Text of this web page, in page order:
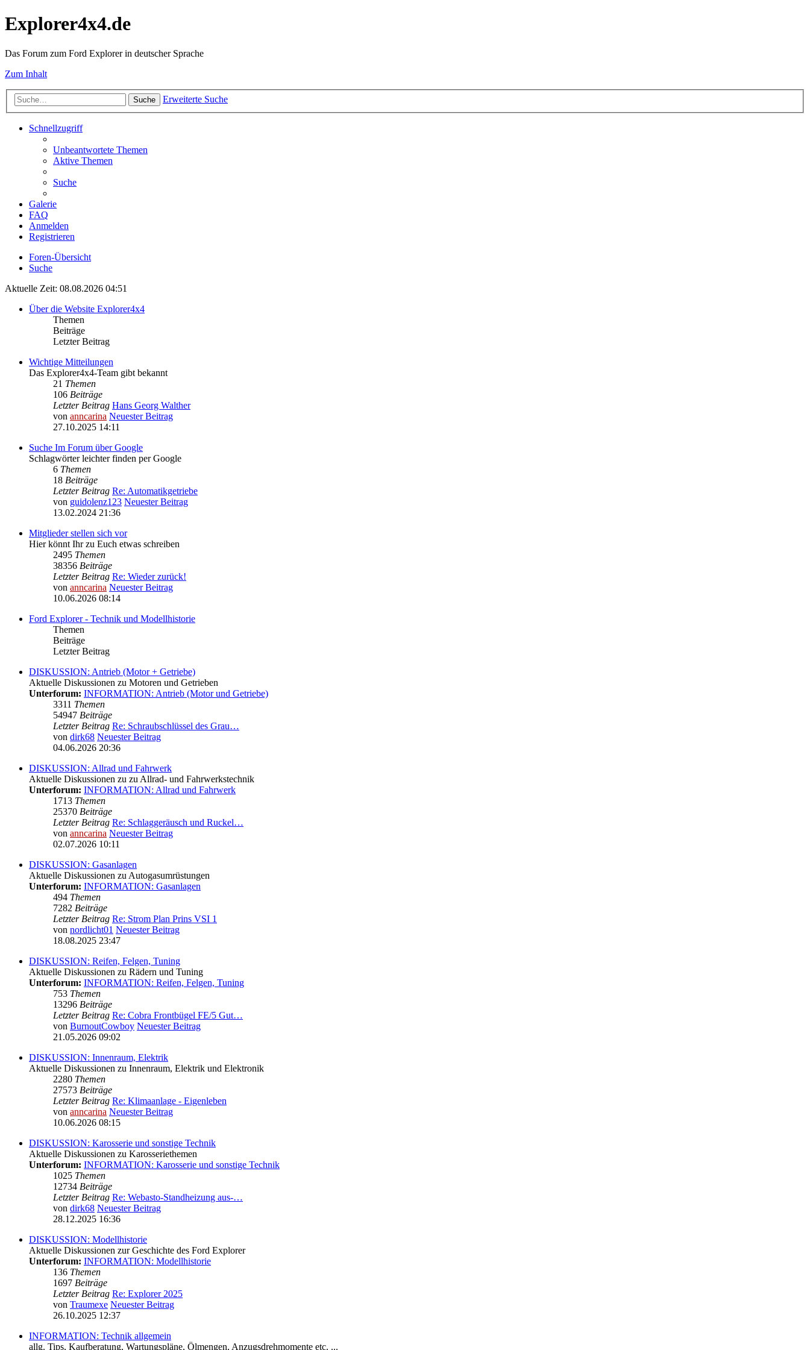
Explorer4x4.de
Das Forum zum Ford Explorer in deutscher Sprache
Zum Inhalt
Suche Erweiterte Suche
Schnellzugriff
Unbeantwortete Themen
Aktive Themen
Suche
Galerie
FAQ
Anmelden
Registrieren
Foren-Übersicht
Suche
Aktuelle Zeit: 08.08.2026 04:51
Über die Website Explorer4x4
Themen
Beiträge
Letzter Beitrag
Wichtige Mitteilungen
Das Explorer4x4-Team gibt bekannt
21 Themen
106 Beiträge
Letzter Beitrag Hans Georg Walther
von anncarina Neuester Beitrag
27.10.2025 14:11
Suche Im Forum über Google
Schlagwörter leichter finden per Google
6 Themen
18 Beiträge
Letzter Beitrag Re: Automatikgetriebe
von guidolenz123 Neuester Beitrag
13.02.2024 21:36
Mitglieder stellen sich vor
Hier könnt Ihr zu Euch etwas schreiben
2495 Themen
38356 Beiträge
Letzter Beitrag Re: Wieder zurück!
von anncarina Neuester Beitrag
10.06.2026 08:14
Ford Explorer - Technik und Modellhistorie
Themen
Beiträge
Letzter Beitrag
DISKUSSION: Antrieb (Motor + Getriebe)
Aktuelle Diskussionen zu Motoren und Getrieben
Unterforum: INFORMATION: Antrieb (Motor und Getriebe)
3311 Themen
54947 Beiträge
Letzter Beitrag Re: Schraubschlüssel des Grau…
von dirk68 Neuester Beitrag
04.06.2026 20:36
DISKUSSION: Allrad und Fahrwerk
Aktuelle Diskussionen zu zu Allrad- und Fahrwerkstechnik
Unterforum: INFORMATION: Allrad und Fahrwerk
1713 Themen
25370 Beiträge
Letzter Beitrag Re: Schlaggeräusch und Ruckel…
von anncarina Neuester Beitrag
02.07.2026 10:11
DISKUSSION: Gasanlagen
Aktuelle Diskussionen zu Autogasumrüstungen
Unterforum: INFORMATION: Gasanlagen
494 Themen
7282 Beiträge
Letzter Beitrag Re: Strom Plan Prins VSI 1
von nordlicht01 Neuester Beitrag
18.08.2025 23:47
DISKUSSION: Reifen, Felgen, Tuning
Aktuelle Diskussionen zu Rädern und Tuning
Unterforum: INFORMATION: Reifen, Felgen, Tuning
753 Themen
13296 Beiträge
Letzter Beitrag Re: Cobra Frontbügel FE/5 Gut…
von BurnoutCowboy Neuester Beitrag
21.05.2026 09:02
DISKUSSION: Innenraum, Elektrik
Aktuelle Diskussionen zu Innenraum, Elektrik und Elektronik
2280 Themen
27573 Beiträge
Letzter Beitrag Re: Klimaanlage - Eigenleben
von anncarina Neuester Beitrag
10.06.2026 08:15
DISKUSSION: Karosserie und sonstige Technik
Aktuelle Diskussionen zu Karosseriethemen
Unterforum: INFORMATION: Karosserie und sonstige Technik
1025 Themen
12734 Beiträge
Letzter Beitrag Re: Webasto-Standheizung aus-…
von dirk68 Neuester Beitrag
28.12.2025 16:36
DISKUSSION: Modellhistorie
Aktuelle Diskussionen zur Geschichte des Ford Explorer
Unterforum: INFORMATION: Modellhistorie
136 Themen
1697 Beiträge
Letzter Beitrag Re: Explorer 2025
von Traumexe Neuester Beitrag
26.10.2025 12:37
INFORMATION: Technik allgemein
allg. Tips, Kaufberatung, Wartungspläne, Ölmengen, Anzugsdrehmomente etc. ...